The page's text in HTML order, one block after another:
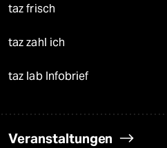
taz frisch
taz zahl ich
taz lab Infobrief
Veranstaltungen